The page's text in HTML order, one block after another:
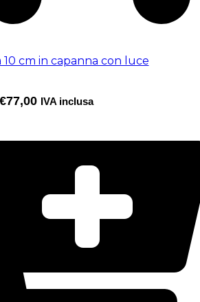
10 cm in capanna con luce
€77,00 IVA inclusa